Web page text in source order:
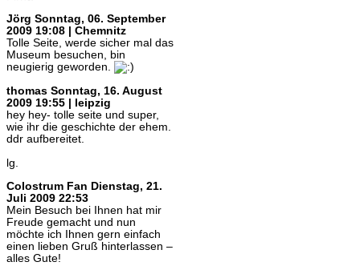
Jörg Sonntag, 06. September
2009 19:08 | Chemnitz
Tolle Seite, werde sicher mal das
Museum besuchen, bin
neugierig geworden.
thomas Sonntag, 16. August
2009 19:55 | leipzig
hey hey- tolle seite und super,
wie ihr die geschichte der ehem.
ddr aufbereitet.
lg.
Colostrum Fan Dienstag, 21.
Juli 2009 22:53
Mein Besuch bei Ihnen hat mir
Freude gemacht und nun
möchte ich Ihnen gern einfach
einen lieben Gruß hinterlassen –
alles Gute!